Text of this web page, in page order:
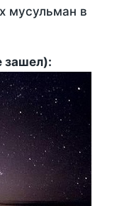
мусульман в
зашел):